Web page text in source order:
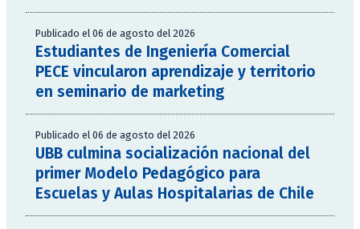
Publicado el 06 de agosto del 2026
Estudiantes de Ingeniería Comercial
PECE vincularon aprendizaje y territorio
en seminario de marketing
Publicado el 06 de agosto del 2026
UBB culmina socialización nacional del
primer Modelo Pedagógico para
Escuelas y Aulas Hospitalarias de Chile